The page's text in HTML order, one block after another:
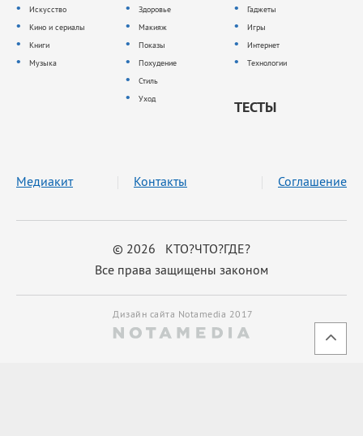
Искусство
Кино и сериалы
Книги
Музыка
Здоровье
Макияж
Показы
Похудение
Стиль
Уход
Гаджеты
Игры
Интернет
Технологии
ТЕСТЫ
© 2026 КТО?ЧТО?ГДЕ?
Все права защищены законом
Медиакит Контакты Соглашение
Дизайн сайта Notamedia 2017